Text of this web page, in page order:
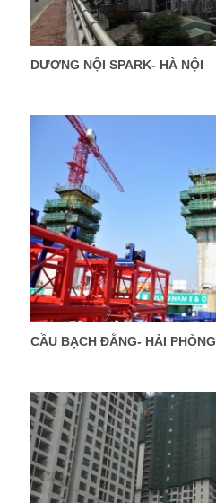
DƯƠNG NỘI SPARK- HÀ NỘI
CẦU BẠCH ĐẰNG- HẢI PHÒNG